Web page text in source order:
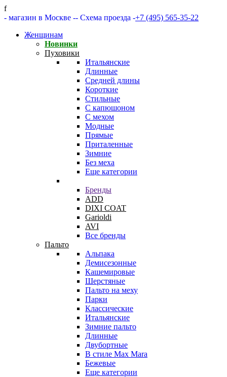
f
- магазин в Москве -- Схема проезда -+7 (495) 565-35-22
Женщинам
Новинки
Пуховики
Итальянские
Длинные
Средней длины
Короткие
Стильные
С капюшоном
С мехом
Модные
Прямые
Приталенные
Зимние
Без меха
Еще категории
Бренды
ADD
DIXI COAT
Garioldi
AVI
Все бренды
Пальто
Альпака
Демисезонные
Кашемировые
Шерстяные
Пальто на меху
Парки
Классические
Итальянские
Зимние пальто
Длинные
Двубортные
В стиле Max Mara
Бежевые
Еще категории